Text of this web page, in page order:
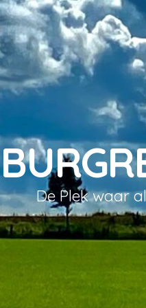
De Plek waar